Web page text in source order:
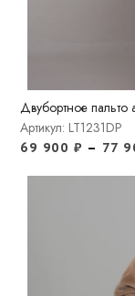
Двубортное пальто
Артикул: LT1231DP
69 900 ₽ – 77